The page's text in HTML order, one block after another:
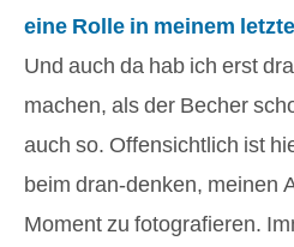
eine Rolle in meinem
Und auch da hab ich erst
machen, als der Becher
auch so. Offensichtlich ist
beim dran-denken, meinen
Moment zu fotografieren.